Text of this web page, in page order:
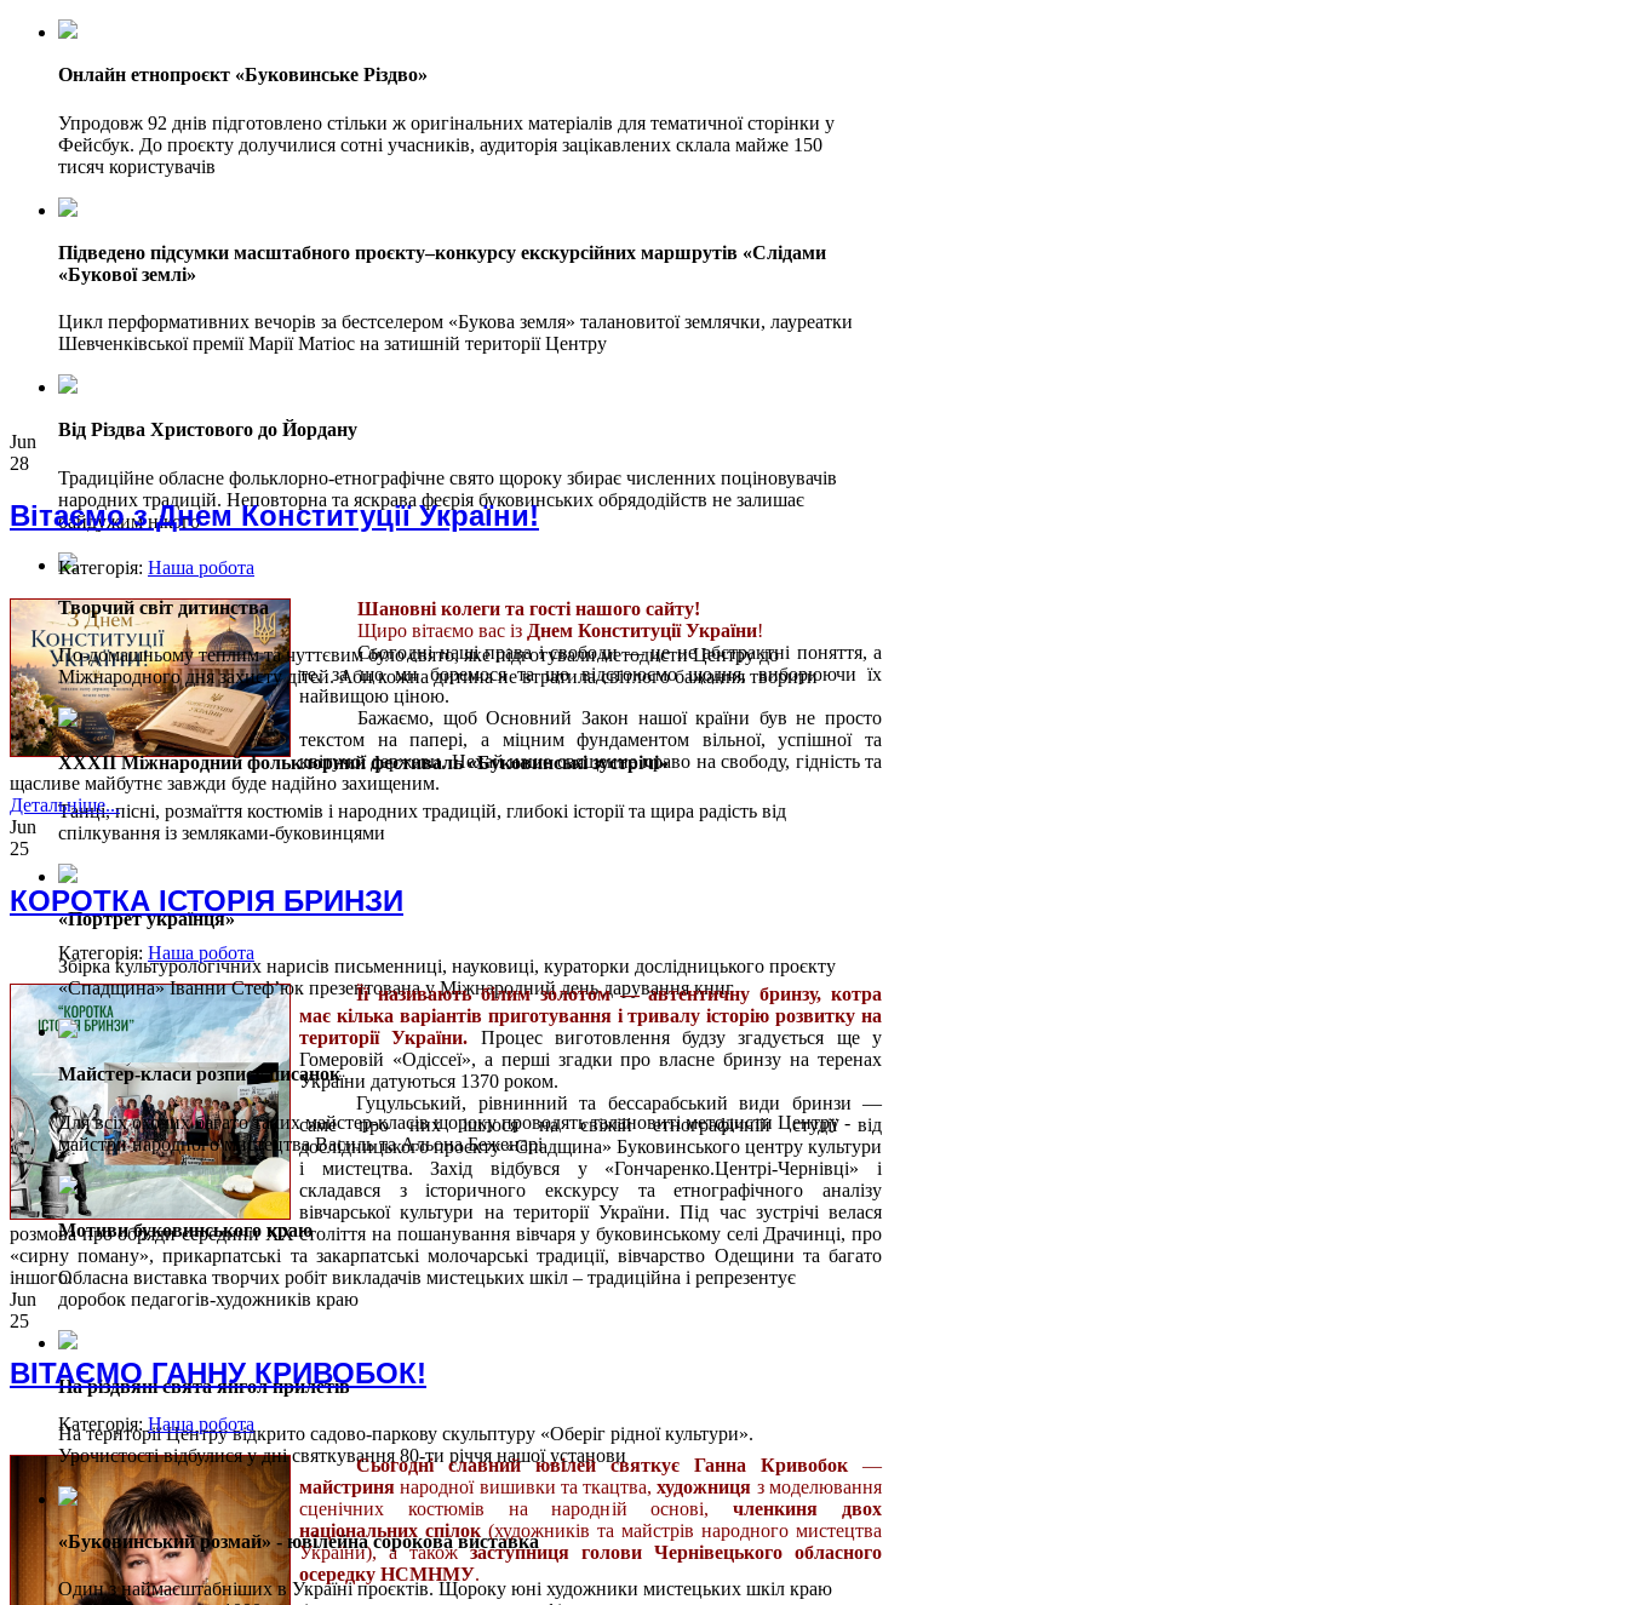
Онлайн етнопроєкт «Буковинське Різдво»
Упродовж 92 днів підготовлено стільки ж оригінальних матеріалів для тематичної сторінки у
Фейсбук. До проєкту долучилися сотні учасників, аудиторія зацікавлених склала майже 150
тисяч користувачів
Підведено підсумки масштабного проєкту–конкурсу екскурсійних маршрутів «Слідами
«Букової землі»
Цикл перформативних вечорів за бестселером «Букова земля» талановитої землячки, лауреатки
Шевченківської премії Марії Матіос на затишній території Центру
Від Різдва Христового до Йордану
Традиційне обласне фольклорно-етнографічне свято щороку збирає численних поціновувачів
народних традицій. Неповторна та яскрава феєрія буковинських обрядодійств не залишає
байдужим нікого
Творчий світ дитинства
По-домашньому теплим та чуттєвим було свято, яке підготували методисти Центру до
Міжнародного дня захисту дітей. Аби кожна дитина не втратила світлого бажання творити
ХХХІІ Міжнародний фольклорний фестиваль «Буковинські зустрічі»
Танці, пісні, розмаїття костюмів і народних традицій, глибокі історії та щира радість від
спілкування із земляками-буковинцями
«Портрет українця»
Збірка культурологічних нарисів письменниці, науковиці, кураторки дослідницького проєкту
«Спадщина» Іванни Стеф’юк презентована у Міжнародний день дарування книг
Майстер-класи розпису писанок
Для всіх охочих багато таких майстер-класів щороку проводять талановиті методисти Центру -
майстри народного мистецтва Василь та Альона Беженарі
Мотиви буковинського краю
Обласна виставка творчих робіт викладачів мистецьких шкіл – традиційна і репрезентує
доробок педагогів-художників краю
На різдвяні свята янгол прилетів
На території Центру відкрито садово-паркову скульптуру «Оберіг рідної культури».
Урочистості відбулися у дні святкування 80-ти річчя нашої установи
«Буковинський розмай» - ювілейна сорокова виставка
Один з наймасштабніших в Україні проєктів. Щороку юні художники мистецьких шкіл краю
Jun
28
Вітаємо з Днем Конституції України!
Категорія: Наша робота
Шановні колеги та гості нашого сайту!
Щиро вітаємо вас із Днем Конституції України!
Сьогодні наші права і свободи — це не абстрактні поняття, а
те, за що ми боремося та що відстоюємо щодня, виборюючи їх
найвищою ціною.
Бажаємо, щоб Основний Закон нашої країни був не просто
текстом на папері, а міцним фундаментом вільної, успішної та
квітучої держави. Нехай наше священне право на свободу, гідність та
щасливе майбутнє завжди буде надійно захищеним.
Детальніше...
Jun
25
КОРОТКА ІСТОРІЯ БРИНЗИ
Категорія: Наша робота
Її називають білим золотом — автентичну бринзу, котра
має кілька варіантів приготування і тривалу історію розвитку на
території України. Процес виготовлення будзу згадується ще у
Гомеровій «Одіссеї», а перші згадки про власне бринзу на теренах
України датуються 1370 роком.
Гуцульський, рівнинний та бессарабський види бринзи —
саме про них ішлося на свіжій етнографічній студії від
дослідницького проєкту «Спадщина» Буковинського центру культури
і мистецтва. Захід відбувся у «Гончаренко.Центрі-Чернівці» і
складався з історичного екскурсу та етнографічного аналізу
вівчарської культури на території України. Під час зустрічі велася
розмова про обряди середини ХХ століття на пошанування вівчаря у буковинському селі Драчинці, про
«сирну поману», прикарпатські та закарпатські молочарські традиції, вівчарство Одещини та багато
іншого.
Jun
25
ВІТАЄМО ГАННУ КРИВОБОК!
Категорія: Наша робота
Сьогодні славний ювілей святкує Ганна Кривобок—
майстриня народної вишивки та ткацтва,художниця з моделювання
сценічних костюмів на народній основі,членкиня двох
національних спілок(художників та майстрів народного мистецтва
України), а такожзаступниця голови Чернівецького обласного
осередку НСМНМУ.